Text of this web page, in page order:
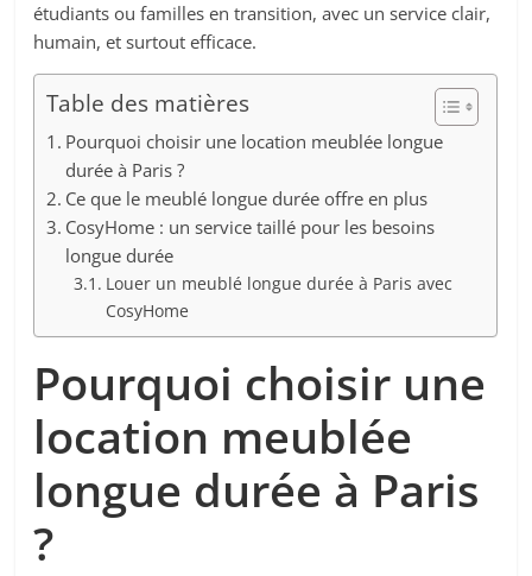
étudiants ou familles en transition, avec un service clair,
humain, et surtout efficace.
Table des matières
Pourquoi choisir une location meublée longue
durée à Paris ?
Ce que le meublé longue durée offre en plus
CosyHome : un service taillé pour les besoins
longue durée
Louer un meublé longue durée à Paris avec
CosyHome
Pourquoi choisir une
location meublée
longue durée à Paris
?